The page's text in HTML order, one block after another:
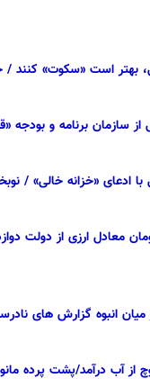
بهتر است «سکوت» کنند /
سازمان برنامه و
ادعای «خزانه خالی» /
انبوه گزارش های
از آب درآمد/پشت پرده